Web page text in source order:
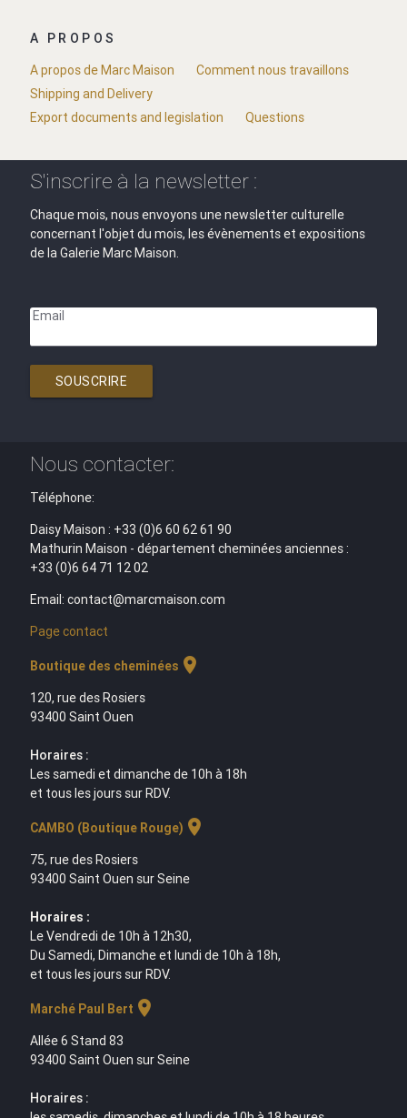
A PROPOS
A propos de Marc Maison
Comment nous travaillons
Shipping and Delivery
Export documents and legislation
Questions
S'inscrire à la newsletter :
Chaque mois, nous envoyons une newsletter culturelle
concernant l'objet du mois, les évènements et expositions
de la Galerie Marc Maison.
Email
SOUSCRIRE
Nous contacter:
Téléphone:
Daisy Maison : +33 (0)6 60 62 61 90
Mathurin Maison - département cheminées anciennes :
+33 (0)6 64 71 12 02
Email: contact@marcmaison.com
Page contact
Boutique des cheminées location_on
120, rue des Rosiers
93400 Saint Ouen
Horaires :
Les samedi et dimanche de 10h à 18h
et tous les jours sur RDV.
CAMBO (Boutique Rouge) location_on
75, rue des Rosiers
93400 Saint Ouen sur Seine
Horaires :
Le Vendredi de 10h à 12h30,
Du Samedi, Dimanche et lundi de 10h à 18h,
et tous les jours sur RDV.
Marché Paul Bert location_on
Allée 6 Stand 83
93400 Saint Ouen sur Seine
Horaires :